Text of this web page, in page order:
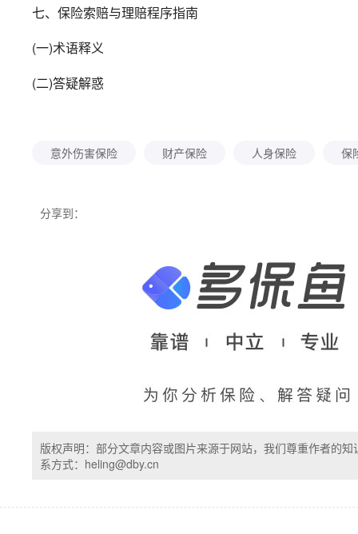
七、保险索赔与理赔程序指南
(一)术语释义
(二)答疑解惑
版权声明：部分文章内容或图片来源于网站，我们尊重作者的
系方式：heling@dby.cn
分享到：
意外伤害保险 财产保险 人身保险 保